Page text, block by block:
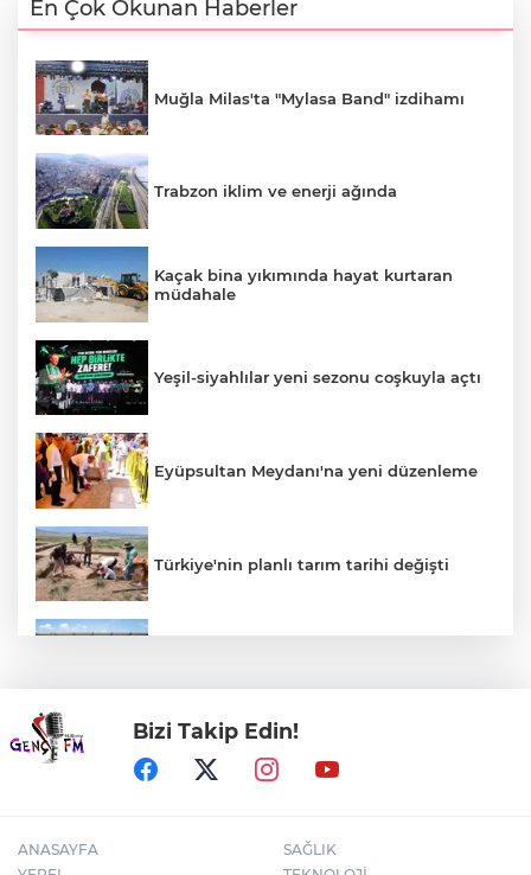
En Çok Okunan Haberler
Muğla Milas'ta "Mylasa Band" izdihamı
Trabzon iklim ve enerji ağında
Kaçak bina yıkımında hayat kurtaran
müdahale
Yeşil-siyahlılar yeni sezonu coşkuyla açtı
Eyüpsultan Meydanı'na yeni düzenleme
Türkiye'nin planlı tarım tarihi değişti
DEÜ Hastanesi'nde büyük dönüşüm
Bizi Takip Edin!
ANASAYFA
SAĞLIK